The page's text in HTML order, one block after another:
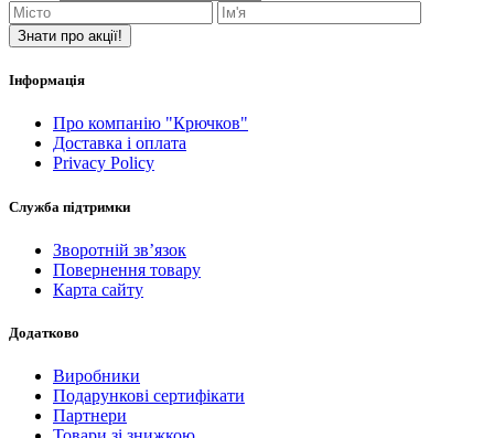
Знати про акції!
Інформація
Про компанію "Крючков"
Доставка і оплата
Privacy Policy
Служба підтримки
Зворотній зв’язок
Повернення товару
Карта сайту
Додатково
Виробники
Подарункові сертифікати
Партнери